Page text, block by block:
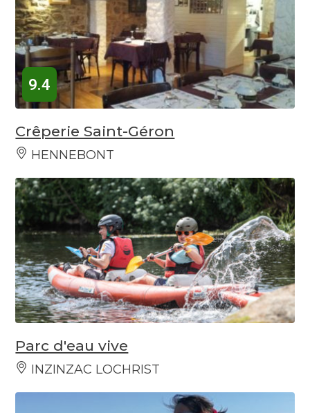
9.4
Crêperie Saint-Géron
HENNEBONT
Parc d'eau vive
INZINZAC LOCHRIST